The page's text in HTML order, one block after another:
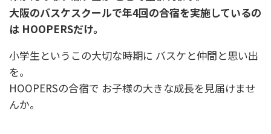
大阪のバスケスクールで年4回の合宿を実施しているの
は HOOPERSだけ。
小学生というこの大切な時期に バスケと仲間と思い出
を。
HOOPERSの合宿で お子様の大きな成長を見届けませ
んか。